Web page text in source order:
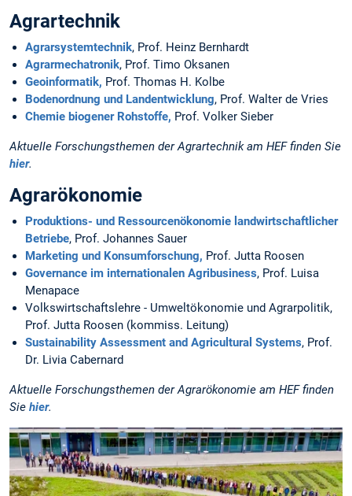
Agrartechnik
Agrarsystemtechnik, Prof. Heinz Bernhardt
Agrarmechatronik, Prof. Timo Oksanen
Geoinformatik, Prof. Thomas H. Kolbe
Bodenordnung und Landentwicklung, Prof. Walter de Vries
Chemie biogener Rohstoffe, Prof. Volker Sieber
Aktuelle Forschungsthemen der Agrartechnik am HEF finden Sie
hier.
Agrarökonomie
Produktions- und Ressourcenökonomie landwirtschaftlicher
Betriebe, Prof. Johannes Sauer
Marketing und Konsumforschung, Prof. Jutta Roosen
Governance im internationalen Agribusiness, Prof. Luisa
Menapace
Volkswirtschaftslehre - Umweltökonomie und Agrarpolitik,
Prof. Jutta Roosen (kommiss. Leitung)
Sustainability Assessment and Agricultural Systems, Prof.
Dr. Livia Cabernard
Aktuelle Forschungsthemen der Agrarökonomie am HEF finden
Sie hier.